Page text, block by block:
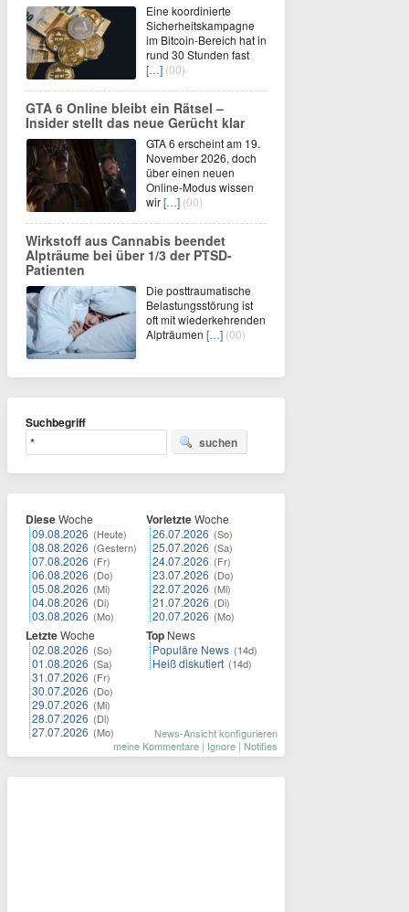
Eine koordinierte
Sicherheitskampagne
im Bitcoin-Bereich hat in
rund 30 Stunden fast
[…] (00)
GTA 6 Online bleibt ein Rätsel –
Insider stellt das neue Gerücht klar
GTA 6 erscheint am 19.
November 2026, doch
über einen neuen
Online-Modus wissen
wir[…] (00)
Wirkstoff aus Cannabis beendet
Alpträume bei über 1/3 der PTSD-
Patienten
Die posttraumatische
Belastungsstörung ist
oft mit wiederkehrenden
Alpträumen […] (00)
Suchbegriff
suchen
DieseWoche
09.08.2026 (Heute)
08.08.2026 (Gestern)
07.08.2026 (Fr)
06.08.2026 (Do)
05.08.2026 (Mi)
04.08.2026 (Di)
03.08.2026 (Mo)
LetzteWoche
02.08.2026 (So)
01.08.2026 (Sa)
31.07.2026 (Fr)
30.07.2026 (Do)
29.07.2026 (Mi)
28.07.2026 (Di)
27.07.2026 (Mo)
VorletzteWoche
26.07.2026 (So)
25.07.2026 (Sa)
24.07.2026 (Fr)
23.07.2026 (Do)
22.07.2026 (Mi)
21.07.2026 (Di)
20.07.2026 (Mo)
Top News
Populäre News (14d)
Heiß diskutiert (14d)
News-Ansicht konfigurieren
meine Kommentare | Ignore | Notifies